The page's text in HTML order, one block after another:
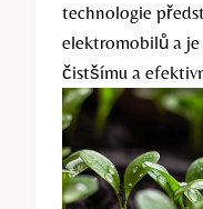
technologie
elektromobilů a
čistšímu a